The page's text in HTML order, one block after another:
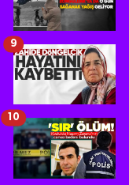
9
10